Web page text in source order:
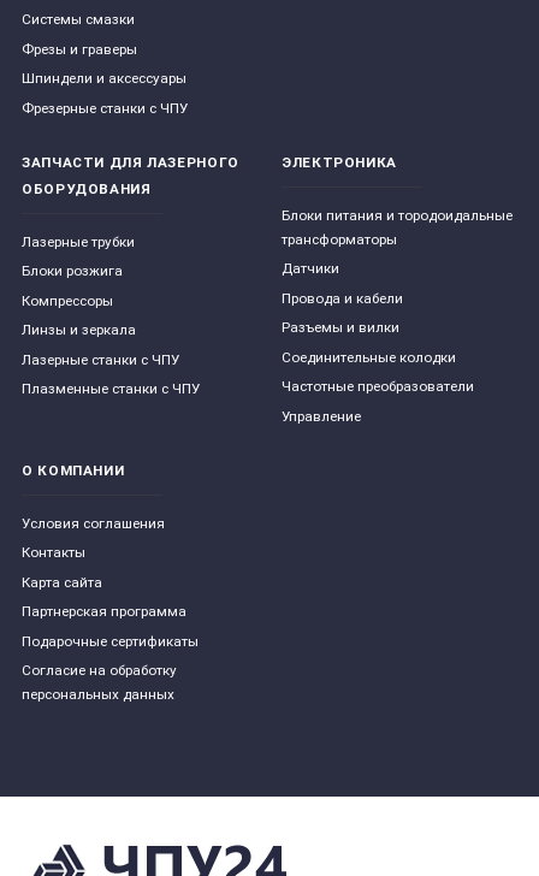
Системы смазки
Фрезы и граверы
Шпиндели и аксессуары
Фрезерные станки с ЧПУ
ЗАПЧАСТИ ДЛЯ ЛАЗЕРНОГО
ОБОРУДОВАНИЯ
Лазерные трубки
Блоки розжига
Компрессоры
Линзы и зеркала
Лазерные станки с ЧПУ
Плазменные станки с ЧПУ
ЭЛЕКТРОНИКА
Блоки питания и тородоидальные
трансформаторы
Датчики
Провода и кабели
Разъемы и вилки
Соединительные колодки
Частотные преобразователи
Управление
О КОМПАНИИ
Условия соглашения
Контакты
Карта сайта
Партнерская программа
Подарочные сертификаты
Согласие на обработку
персональных данных